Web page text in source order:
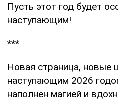
Пусть этот год будет
наступающим!
***
Новая страница, новые
наступающим 2026
наполнен магией и